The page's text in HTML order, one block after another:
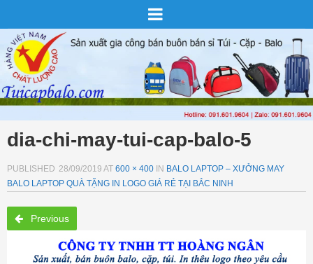
dia-chi-may-tui-cap-balo-5
PUBLISHED 28/09/2019 AT 600 × 400 IN BALO LAPTOP – XƯỞNG MAY
BALO LAPTOP QUÀ TẶNG IN LOGO GIÁ RẺ TẠI BẮC NINH
Previous